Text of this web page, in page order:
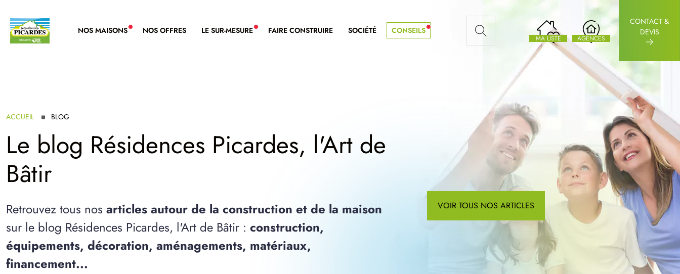
NOS MAISONS NOUVELLE GAMME
NOS OFFRES LE SUR-MESURE NOUVEAU SERVICE BDL EXTENSION
FAIRE CONSTRUIRE SOCIÉTÉ CONSEILS NOUVEAUX ARTICLES
MA LISTE AGENCES
CONTACT &
DEVIS
ACCUEIL BLOG
Le blog Résidences Picardes, l'Art de
Bâtir
Retrouvez tous nos articles autour de la construction et de la maison
sur le blog Résidences Picardes, l'Art de Bâtir : construction,
équipements, décoration, aménagements, matériaux,
financement...
VOIR TOUS NOS ARTICLES